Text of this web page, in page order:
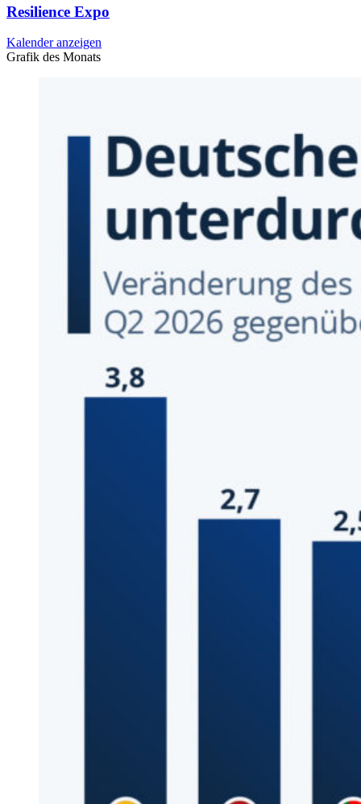
Resilience Expo
Kalender anzeigen
Grafik des Monats